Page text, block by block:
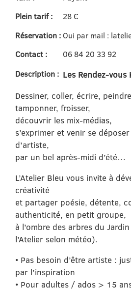
Plein tarif :
28 €
Réservation : Oui par mail :
Contact :
06 84 20 33 92
Description : Les Rendez-vous
Dessiner, coller, écrire,
tamponner, froisser,
découvrir les mix-médias,
s’exprimer et venir se
d’artiste,
par un bel après-midi d’été…
L’Atelier Bleu vous invite à
créativité
et partager poésie, détente,
authenticité, en petit groupe,
à l’ombre des arbres du
l’Atelier selon météo).
• Pas besoin d’être artiste :
par l’inspiration
• Pour adultes / ados > 15